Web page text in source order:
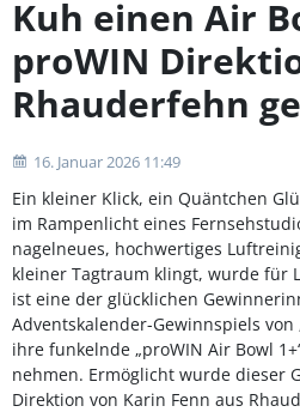
Kuh einen Air
proWIN
Rhauderfehn
16. Januar 2026 11:49
Ein kleiner Klick, ein Quäntchen
im Rampenlicht eines
nagelneues, hochwertiges
kleiner Tagtraum klingt, wurde für
ist eine der glücklichen
Adventskalender-Gewinnspiels
ihre funkelnde „proWIN Air Bowl
nehmen. Ermöglicht wurde dieser
Direktion von Karin Fenn aus